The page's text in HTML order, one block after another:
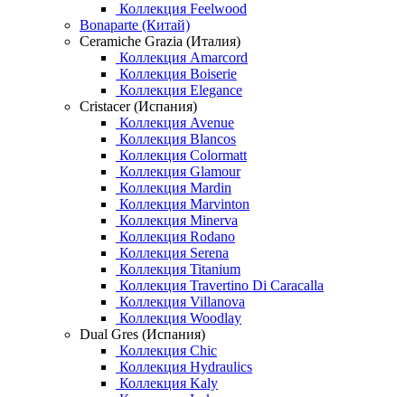
Коллекция Feelwood
Bonaparte (Китай)
Ceramiche Grazia (Италия)
Коллекция Amarcord
Коллекция Boiserie
Коллекция Elegance
Cristacer (Испания)
Коллекция Avenue
Коллекция Blancos
Коллекция Colormatt
Коллекция Glamour
Коллекция Mardin
Коллекция Marvinton
Коллекция Minerva
Коллекция Rodano
Коллекция Serena
Коллекция Titanium
Коллекция Travertino Di Caracalla
Коллекция Villanova
Коллекция Woodlay
Dual Gres (Испания)
Коллекция Chic
Коллекция Hydraulics
Коллекция Kaly